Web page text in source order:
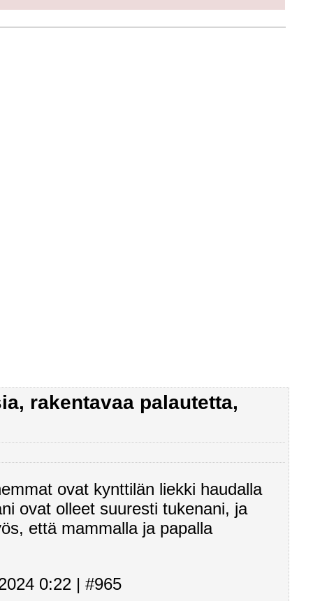
rakentavaa palautetta,
ovat kynttilän liekki haudalla
ovat olleet suuresti tukenani, ja
että mammalla ja papalla
0:22 | #965